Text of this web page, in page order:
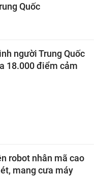
Quốc
người Trung Quốc
18.000 điểm cảm
robot nhân mã cao
mang cưa máy